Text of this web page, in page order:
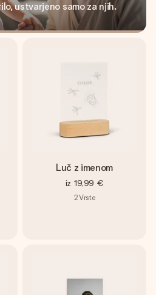
ustvarjeno samo za njih.
Luč z imenom
iz 19,99 €
2Vrste